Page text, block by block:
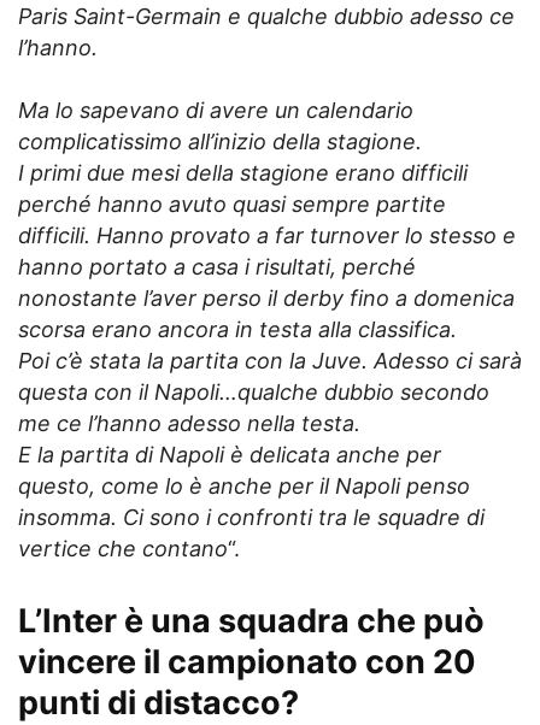
Paris Saint-Germain e qualche dubbio adesso ce
l’hanno.
Ma lo sapevano di avere un calendario
complicatissimo all’inizio della stagione.
I primi due mesi della stagione erano difficili
perché hanno avuto quasi sempre partite
difficili. Hanno provato a far turnover lo stesso e
hanno portato a casa i risultati, perché
nonostante l’aver perso il derby fino a domenica
scorsa erano ancora in testa alla classifica.
Poi c’è stata la partita con la Juve. Adesso ci sarà
questa con il Napoli…qualche dubbio secondo
me ce l’hanno adesso nella testa.
E la partita di Napoli è delicata anche per
questo, come lo è anche per il Napoli penso
insomma. Ci sono i confronti tra le squadre di
vertice che contano“.
L’Inter è una squadra che può
vincere il campionato con 20
punti di distacco?